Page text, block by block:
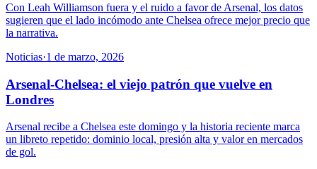
Con Leah Williamson fuera y el ruido a favor de Arsenal, los datos
sugieren que el lado incómodo ante Chelsea ofrece mejor precio que
la narrativa.
Noticias·1 de marzo, 2026
Arsenal-Chelsea: el viejo patrón que vuelve en
Londres
Arsenal recibe a Chelsea este domingo y la historia reciente marca
un libreto repetido: dominio local, presión alta y valor en mercados
de gol.